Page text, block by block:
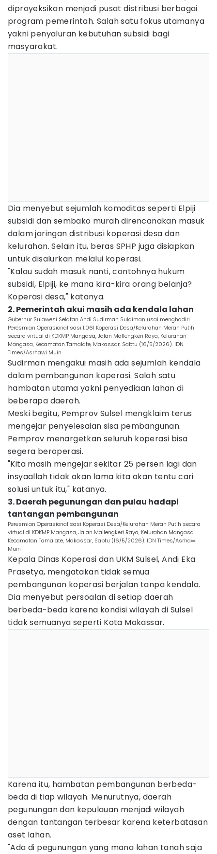
diproyeksikan menjadi pusat distribusi berbagai
program pemerintah. Salah satu fokus utamanya
yakni penyaluran kebutuhan subsidi bagi
masyarakat.
Dia menyebut sejumlah komoditas seperti Elpiji
subsidi dan sembako murah direncanakan masuk
dalam jaringan distribusi koperasi desa dan
kelurahan. Selain itu, beras SPHP juga disiapkan
untuk disalurkan melalui koperasi.
"Kalau sudah masuk nanti, contohnya hukum
subsidi, Elpiji, ke mana kira-kira orang belanja?
Koperasi desa," katanya.
2. Pemerintah akui masih ada kendala lahan
Gubernur Sulawesi Selatan Andi Sudirman Sulaiman usai menghadiri
Peresmian Operasionalisasi 1.061 Koperasi Desa/Kelurahan Merah Putih
secara virtual di KDKMP Mangasa, Jalan Mallengkeri Raya, Kelurahan
Mangasa, Kecamatan Tamalate, Makassar, Sabtu (16/5/2026). IDN
Times/Asrhawi Muin
Sudirman mengakui masih ada sejumlah kendala
dalam pembangunan koperasi. Salah satu
hambatan utama yakni penyediaan lahan di
beberapa daerah.
Meski begitu, Pemprov Sulsel mengklaim terus
mengejar penyelesaian sisa pembangunan.
Pemprov menargetkan seluruh koperasi bisa
segera beroperasi.
"Kita masih mengejar sekitar 25 persen lagi dan
insyaallah tidak akan lama kita akan tentu cari
solusi untuk itu," katanya.
3. Daerah pegunungan dan pulau hadapi
tantangan pembangunan
Peresmian Operasionalisasi Koperasi Desa/Kelurahan Merah Putih secara
virtual di KDKMP Mangasa, Jalan Mallengkeri Raya, Kelurahan Mangasa,
Kecamatan Tamalate, Makassar, Sabtu (16/5/2026). IDN Times/Asrhawi
Muin
Kepala Dinas Koperasi dan UKM Sulsel, Andi Eka
Prasetya, mengatakan tidak semua
pembangunan koperasi berjalan tanpa kendala.
Dia menyebut persoalan di setiap daerah
berbeda-beda karena kondisi wilayah di Sulsel
tidak semuanya seperti Kota Makassar.
Karena itu, hambatan pembangunan berbeda-
beda di tiap wilayah. Menurutnya, daerah
pegunungan dan kepulauan menjadi wilayah
dengan tantangan terbesar karena keterbatasan
aset lahan.
"Ada di pegunungan yang mana lahan tanah saja